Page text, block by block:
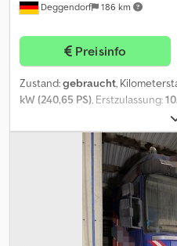
Deggendorf 186 km
Preisinfo
Zustand:gebraucht,
kW (240,65 PS), Erstzulassung:
,
Gesamtgewicht:12.000 kg,
, Farbe: Grau,
, Emissionsklasse:
,
, Laderaumbreite:2.230 mm
Anzahl der Betten: 1, Ausstattung:
Bordcomputer,